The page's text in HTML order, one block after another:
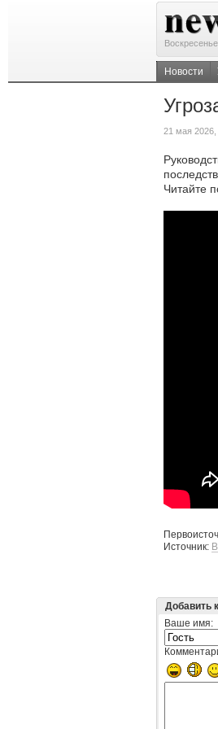
Новости
21 мая 2026,
Читайте
Источник:
Добавить
Ваше имя: